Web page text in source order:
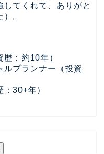
てくれて、ありがと
。
：約10年）
ルプランナー（投資
30+年）